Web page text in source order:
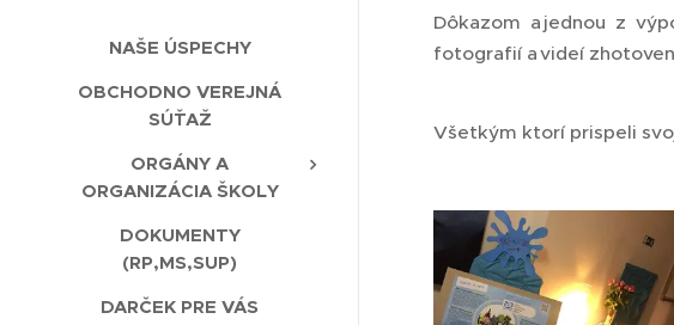
NAŠE ÚSPECHY
OBCHODNO VEREJNÁ
SÚŤAŽ
ORGÁNY A
ORGANIZÁCIA ŠKOLY
DOKUMENTY
(RP,MS,SUP)
DARČEK PRE VÁS
Dôkazom a jednou z
fotografií a videí
Všetkým ktorí prispeli